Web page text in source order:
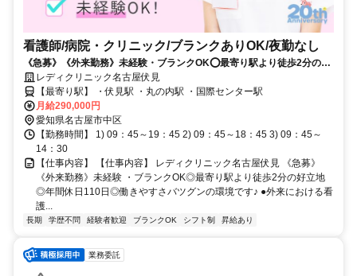
看護師/病院・クリニック/ブランクありOK/夜勤なし
《急募》《外来勤務》未経験・ブランクOK⭕最寄り駅より徒歩2分の好
立地⭕年間休日110日⭕働きやすさバツグンの環境です✨
レディクリニック名古屋伏見
【最寄り駅】 ・伏見駅 ・丸の内駅 ・国際センター駅
月給290,000円
愛知県名古屋市中区
【勤務時間】 1) 09：45～19：45 2) 09：45～18：45 3) 09：45～
14：30
【仕事内容】 【仕事内容】 レディクリニック名古屋伏見 《急募》
《外来勤務》未経験 ・ブランクOK◎最寄り駅より徒歩2分の好立地
◎年間休日110日◎働きやすさバツグンの環境です♪ ●外来における看
護...
長期 学歴不問 経験者歓迎 ブランクOK シフト制 昇給あり
業務委託